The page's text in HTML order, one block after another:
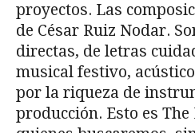
proyectos. Las
de César Ruiz Nodar.
directas, de letras
musical festivo,
por la riqueza de
producción. Esto es